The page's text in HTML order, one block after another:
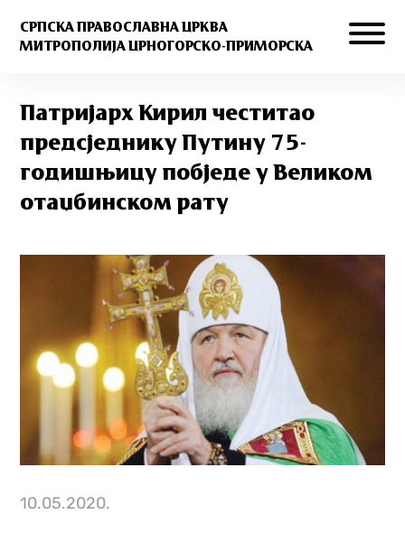
СРПСКА ПРАВОСЛАВНА ЦРКВА
МИТРОПОЛИЈА ЦРНОГОРСКО-ПРИМОРСКА
Патријарх Кирил честитао
предсjеднику Путину 75-
годишњицу побjеде у Великом
отаџбинском рату
10.05.2020.